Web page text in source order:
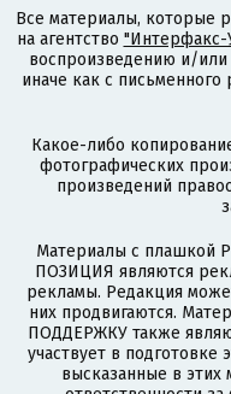
Все материалы, которые
на агентство "Интерфакс-
воспроизведению и/
иначе как с
Какое-либо
фотографических
произведений
Материалы с плашкой
ПОЗИЦИЯ являются
рекламы. Редакция
них продвигаются.
ПОДДЕРЖКУ также
участвует в подготовке
высказанные в этих